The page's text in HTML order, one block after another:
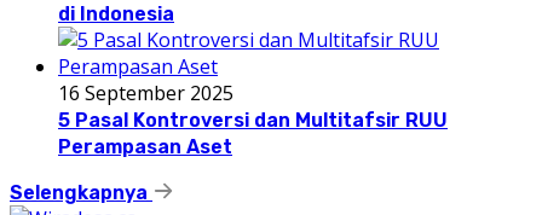
di Indonesia
16 September 2025
5 Pasal Kontroversi dan Multitafsir RUU
Perampasan Aset
Selengkapnya